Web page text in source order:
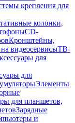
крепления для
колонки,
CD-
Кронштейны,
видеосервисыТВ-
для
для
Элементы
для планшетов,
Зарядные
и